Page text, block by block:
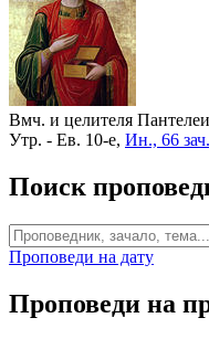
Вмч. и целителя
Утр. - Ев. 10-е, Ин., 66
Поиск
Проповеди на дату
Проповеди на